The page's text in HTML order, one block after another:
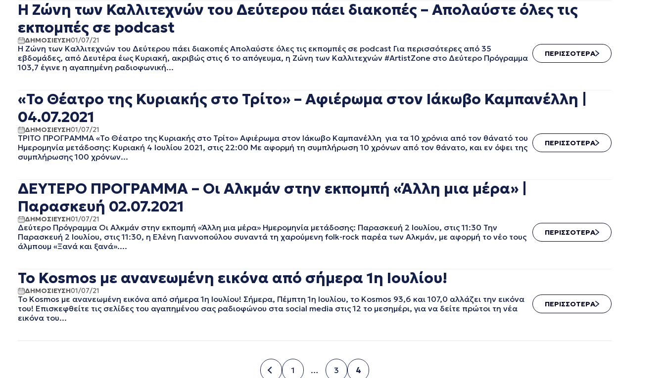
ΝΟΕΜΒΡΙΟΣ 2021
ΟΚΤΩΒΡΙΟΣ 2021
ΣΕΠΤΕΜΒΡΙΟΣ 2021
ΑΥΓΟΥΣΤΟΣ 2021
ΙΟΥΛΙΟΣ 2021
ΙΟΥΝΙΟΣ 2021
ΜΑΙΟΣ 2021
ΜΑΡΤΙΟΣ 2021
ΦΕΒΡΟΥΑΡΙΟΣ 2021
ΔΕΚΕΜΒΡΙΟΣ 2020
ΝΟΕΜΒΡΙΟΣ 2020
ΟΚΤΩΒΡΙΟΣ 2020
ΙΟΥΛΙΟΣ 2020
ΙΟΥΝΙΟΣ 2020
ΜΑΙΟΣ 2020
ΑΠΡΙΛΙΟΣ 2020
ΜΑΡΤΙΟΣ 2020
ΦΕΒΡΟΥΑΡΙΟΣ 2020
ΝΟΕΜΒΡΙΟΣ 2019
ΟΚΤΩΒΡΙΟΣ 2019
ΣΕΠΤΕΜΒΡΙΟΣ 2019
ΑΥΓΟΥΣΤΟΣ 2019
Η Ζώνη των Καλλιτεχνών του Δεύτερου πάει διακοπές – Απολαύστε όλες τις
εκπομπές σε podcast
ΔΗΜΟΣΙΕΥΣΗ01/07/21
Η Ζώνη των Καλλιτεχνών του Δεύτερου πάει διακοπές Απολαύστε όλες τις εκπομπές σε podcast Για περισσότερες από 35
εβδομάδες, από Δευτέρα έως Κυριακή, ακριβώς στις 6 το απόγευμα, η Ζώνη των Καλλιτεχνών #ArtistZone στο Δεύτερο Πρόγραμμα
103,7 έγινε η αγαπημένη ραδιοφωνική...
ΠΕΡΙΣΣΟΤΕΡΑ
«Το Θέατρο της Κυριακής στο Τρίτο» – Αφιέρωμα στον Ιάκωβο Καμπανέλλη |
04.07.2021
ΔΗΜΟΣΙΕΥΣΗ01/07/21
ΤΡΙΤΟ ΠΡΟΓΡΑΜΜΑ «Το Θέατρο της Κυριακής στο Τρίτο» Αφιέρωμα στον Ιάκωβο Καμπανέλλη για τα 10 χρόνια από τον θάνατό του
Ημερομηνία μετάδοσης: Κυριακή 4 Ιουλίου 2021, στις 22:00 Με αφορμή τη συμπλήρωση 10 χρόνων από τον θάνατο, και εν όψει της
συμπλήρωσης 100 χρόνων...
ΠΕΡΙΣΣΟΤΕΡΑ
ΔΕΥΤΕΡΟ ΠΡΟΓΡΑΜΜΑ – Οι Αλκμάν στην εκπομπή «Άλλη μια μέρα» |
Παρασκευή 02.07.2021
ΔΗΜΟΣΙΕΥΣΗ01/07/21
Δεύτερο Πρόγραμμα Οι Αλκμάν στην εκπομπή «Άλλη μια μέρα» Ημερομηνία μετάδοσης: Παρασκευή 2 Ιουλίου, στις 11:30 Την
Παρασκευή 2 Ιουλίου, στις 11:30, η Ελένη Γιαννοπούλου συναντά τη χαρούμενη folk-rock παρέα των Αλκμάν, με αφορμή το νέο τους
άλμπουμ «Ξανά και ξανά»....
ΠΕΡΙΣΣΟΤΕΡΑ
To Kosmos με ανανεωμένη εικόνα από σήμερα 1η Ιουλίου!
ΔΗΜΟΣΙΕΥΣΗ01/07/21
Το Kosmos με ανανεωμένη εικόνα από σήμερα 1η Ιουλίου! Σήμερα, Πέμπτη 1η Ιουλίου, το Kosmos 93,6 και 107,0 αλλάζει την εικόνα
του! Επισκεφθείτε τις σελίδες του αγαπημένου σας ραδιοφώνου στα social media στις 12 το μεσημέρι, για να δείτε πρώτοι τη νέα
εικόνα του...
ΠΕΡΙΣΣΟΤΕΡΑ
1
…
3
4